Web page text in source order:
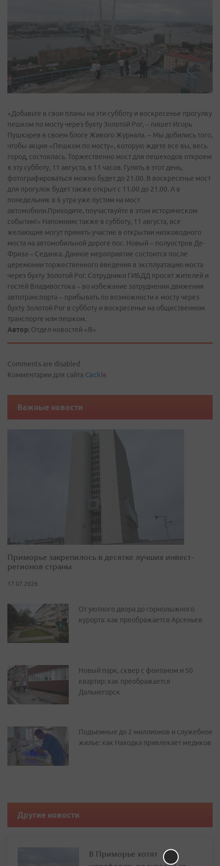
«Добавьте в свои планы на эти субботу и воскресенье прогулку
пешком по мосту через бухту Золотой Рог, – пишет Игорь
Пушкарев в своем блоге Живого Журнала. – Мы добились того,
чтобы акция «Пешком по мосту», которую ждете все вы, весь
город, состоялась. Торжественно мост для пешеходов откроем
в эту субботу, 11 августа, в 11 часов. Гулять в этот день,
фотографироваться можно будет до 21.00. В воскресенье мост
для прогулок будет также открыт с 11.00 до 21.00. А в
понедельник в 6 утра уже пустим на мост
автомобили.Приходите, поучаствуйте в этом историческом
событии!» Напомним: также в субботу, 11 августа, все
желающие могут принять участие в открытии низководного
моста на автомобильной дороге пос. Hовый – полуостров Де-
Фриза – Седанка. Данное мероприятие состоится после
церемонии торжественного введения в эксплуатацию моста
через бухту Золотой Рог. Сотрудники ГИБДД просят жителей и
гостей Владивостока – во избежание затруднения движения
автотранспорта – прибывать по возможности к мосту через
бухту Золотой Рог в субботу и воскресенье на общественном
транспорте или пешком.
Автор: Отдел новостей «В»
Comments are disabled
Комментарии для сайта Cackle
Важные новости
Приморье закрепилось в десятке лучших инвест-
регионов страны
17.07.2026
От уютного двора до горнолыжного
курорта: как преображается Арсеньев
Новый парк, сквер с фонтаном и 50
квартир: как преображается
Дальнегорск
Подъемные до 2 миллионов и служебное
жилье: как Находка привлекает медиков
Другие новости
В Приморье хотят